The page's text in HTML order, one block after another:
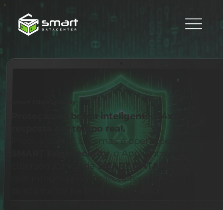
Smart EdgeSecurity
Proteção de borda inteligente, 24x7, com
resposta em tempo real.
Proteja dados, sistemas e operações com o
SMART EdgeSecurity, o Appliance de
cibersegurança daSMART DATACENTER
que integra prevenção, detecção e resposta
diretamente na borda da sua rede, com